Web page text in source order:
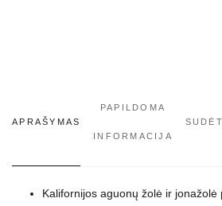
APRAŠYMAS
PAPILDOMA
INFORMACIJA
Kalifornijos aguonų žolė ir jonažolė